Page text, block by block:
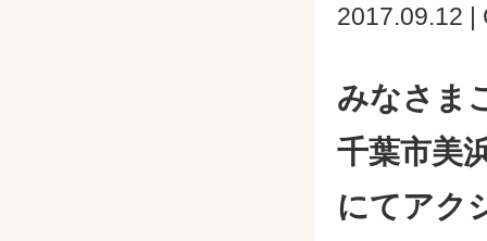
2017.09.12
みなさま
千葉市美
にてアク